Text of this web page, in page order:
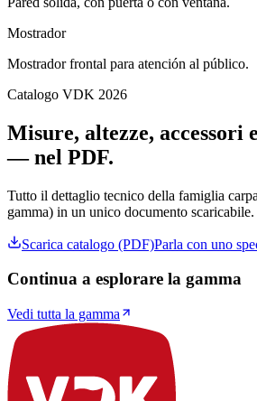
Mostrador
Mostrador frontal para atención al público.
Catalogo VDK 2026
Misure, altezze, accessori
— nel PDF.
Tutto il dettaglio tecnico della famiglia
gamma) in un unico documento scaricabile.
Scarica catalogo (PDF)Parla con uno
Continua a esplorare la gamma
Vedi tutta la gamma